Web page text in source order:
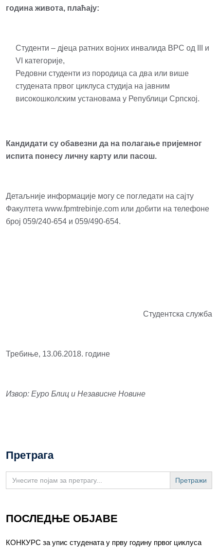
година живота, плаћају:
Студенти – дјеца ратних војних инвалида ВРС од III и
VI категорије,
Редовни студенти из породица са два или више
студената првог циклуса студија на јавним
високошколским установама у Републици Српској.
Кандидати су обавезни да на полагање пријемног
испита понесу личну карту или пасош.
Детаљније информације могу се погледати на сајту
Факултета www.fpmtrebinje.com или добити на телефоне
број 059/240-654 и 059/490-654.
Студентска служба
Требиње, 13.06.2018. године
Извор: Еуро Блиц и Независне Новине
Претрага
Search
for:
ПОСЛЕДЊЕ ОБЈАВЕ
КОНКУРС за упис студената у прву годину првог циклуса